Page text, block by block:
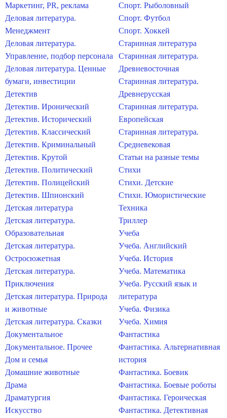
Маркетинг, PR, реклама
Деловая литература.
Менеджмент
Деловая литература.
Управление, подбор персонала
Деловая литература. Ценные
бумаги, инвестиции
Детектив
Детектив. Иронический
Детектив. Исторический
Детектив. Классический
Детектив. Криминальный
Детектив. Крутой
Детектив. Политический
Детектив. Полицейский
Детектив. Шпионский
Детская литература
Детская литература.
Образовательная
Детская литература.
Остросюжетная
Детская литература.
Приключения
Детская литература. Природа
и животные
Детская литература. Сказки
Документальное
Документальное. Прочее
Дом и семья
Домашние животные
Драма
Драматургия
Искусство
Спорт. Рыболовный
Спорт. Футбол
Спорт. Хоккей
Старинная литература
Старинная литература.
Древневосточная
Старинная литература.
Древнерусская
Старинная литература.
Европейская
Старинная литература.
Средневековая
Статьи на разные темы
Стихи
Стихи. Детские
Стихи. Юмористические
Техника
Триллер
Учеба
Учеба. Английский
Учеба. История
Учеба. Математика
Учеба. Русский язык и
литература
Учеба. Физика
Учеба. Химия
Фантастика
Фантастика. Альтернативная
история
Фантастика. Боевик
Фантастика. Боевые роботы
Фантастика. Героическая
Фантастика. Детективная